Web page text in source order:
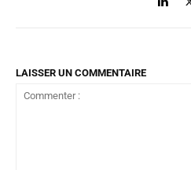
LAISSER UN COMMENTAIRE